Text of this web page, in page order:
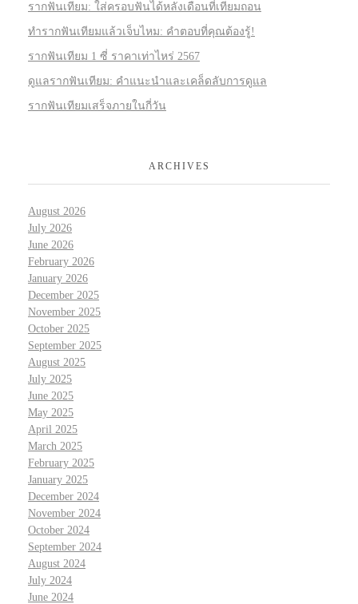
รากฟันเทียม: ใส่ครอบฟันได้หลังเดือนที่เทียมถอน
ทำรากฟันเทียมแล้วเจ็บไหม: คำตอบที่คุณต้องรู้!
รากฟันเทียม 1 ซี่ ราคาเท่าไหร่ 2567
ดูแลรากฟันเทียม: คำแนะนำและเคล็ดลับการดูแล
รากฟันเทียมเสร็จภายในกี่วัน
ARCHIVES
August 2026
July 2026
June 2026
February 2026
January 2026
December 2025
November 2025
October 2025
September 2025
August 2025
July 2025
June 2025
May 2025
April 2025
March 2025
February 2025
January 2025
December 2024
November 2024
October 2024
September 2024
August 2024
July 2024
June 2024